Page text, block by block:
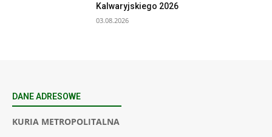
Kalwaryjskiego 2026
03.08.2026
DANE ADRESOWE
KURIA METROPOLITALNA